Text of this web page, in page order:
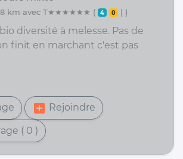
8 km avec T★★★★★★ ( 4 0 | )
diversité à melesse. Pas de
finit en marchant c'est pas
add_box Rejoindre
( 0 )